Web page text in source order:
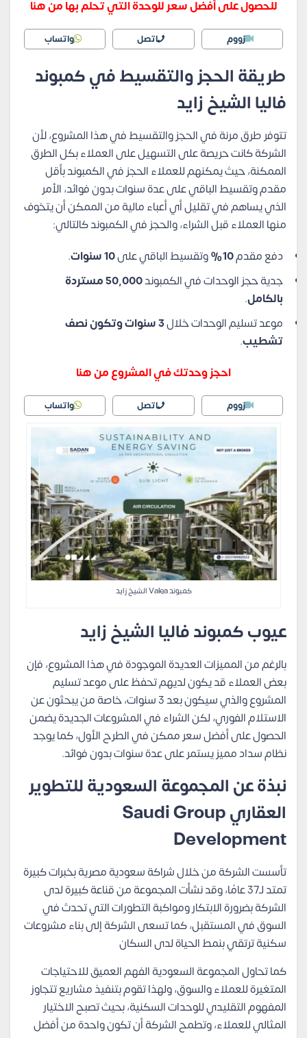
للحصول على أفضل سعر للوحدة التي تحلم بها من هنا
زووم اتصل واتساب
طريقة الحجز والتقسيط في كمبوند
فاليا الشيخ زايد
تتوفر طرق مرنة في الحجز والتقسيط في هذا المشروع، لأن
الشركة كانت حريصة على التسهيل على العملاء بكل الطرق
الممكنة، حيث يمكنهم للعملاء الحجز في الكمبوند بأقل
مقدم وتقسيط الباقي على عدة سنوات بدون فوائد، الأمر
الذي يساهم في تقليل أي أعباء مالية من الممكن أن يتخوف
منها العملاء قبل الشراء، والحجز في الكمبوند كالتالي:
دفع مقدم10% وتقسيط الباقي على
.
جدية حجز الوحدات في الكمبوند
50,000 مستردة
بالكامل.
موعد تسليم الوحدات خلال
3 سنوات وتكون نصف
تشطيب.
احجز وحدتك في المشروع من هنا
زووم اتصل واتساب
كمبوند Valea الشيخ زايد
عيوب كمبوند فاليا الشيخ زايد
بالرغم من المميزات العديدة الموجودة في هذا المشروع، فإن
بعض العملاء قد يكون لديهم تحفظ على موعد تسليم
المشروع والذي سيكون بعد 3 سنوات، خاصة من يبحثون عن
الاستلام الفوري، لكن الشراء في المشروعات الجديدة يضمن
الحصول على أفضل سعر ممكن في الطرح الأول، كما يوجد
نظام سداد مميز يستمر على عدة سنوات بدون فوائد.
نبذة عن المجموعة السعودية للتطوير
العقاري Saudi Group
Development
تأسست الشركة من خلال شراكة سعودية مصرية بخبرات كبيرة
تمتد لـ37 عامًا، وقد نشأت المجموعة من قناعة كبيرة لدى
الشركة بضرورة الابتكار ومواكبة التطورات التي تحدث في
السوق في المستقبل، كما تسعى الشركة إلى بناء مشروعات
سكنية ترتقي بنمط الحياة لدى السكان
كما تحاول المجموعة السعودية الفهم العميق للاحتياجات
المتغيرة للعملاء والسوق، ولهذا تقوم بتنفيذ مشاريع تتجاوز
المفهوم التقليدي للوحدات السكنية، بحيث تصبح الاختيار
المثالي للعملاء، وتطمح الشركة أن تكون واحدة من أفضل